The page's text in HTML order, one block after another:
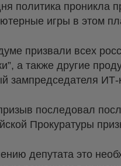
политика проникла
игры в этом
призвали всех
а также другие
зампредседателя
последовал
Прокуратуры
депутата это